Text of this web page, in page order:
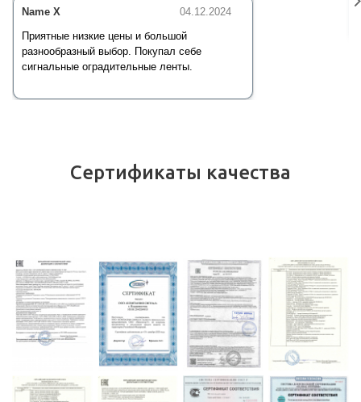
04.12.2024
Name X
Приятные низкие цены и большой
разнообразный выбор. Покупал себе
сигнальные оградительные ленты.
Сертификаты качества